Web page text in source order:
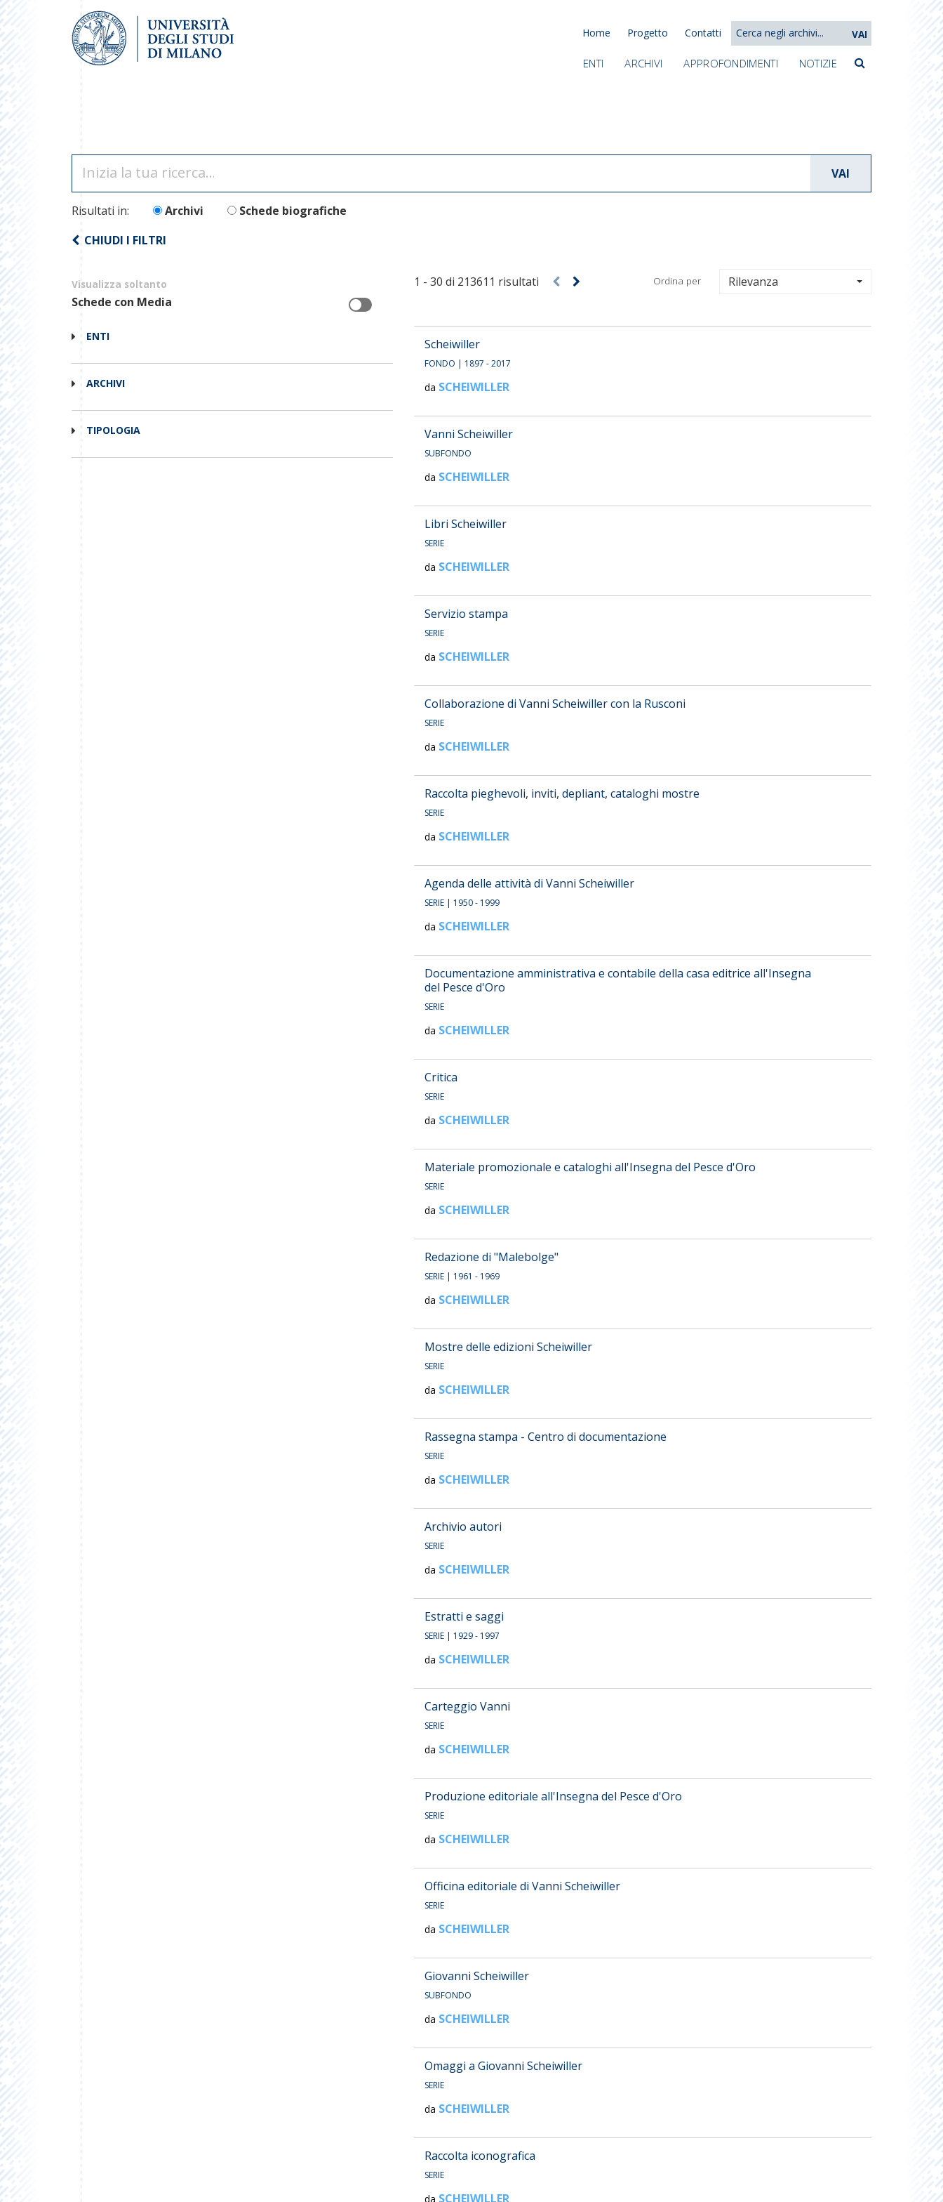
Home Progetto Contatti VAI
ENTI ARCHIVI APPROFONDIMENTI NOTIZIE
VAI
Risultati in: Archivi
Schede biografiche
CHIUDI I FILTRI
Visualizza soltanto
Schede con Media
ENTI
ARCHIVI
TIPOLOGIA
1 - 30 di 213611 risultati Ordina per Rilevanza
Scheiwiller
FONDO | 1897 - 2017
da SCHEIWILLER
Vanni Scheiwiller
SUBFONDO
da SCHEIWILLER
Libri Scheiwiller
SERIE
da SCHEIWILLER
Servizio stampa
SERIE
da SCHEIWILLER
Collaborazione di Vanni Scheiwiller con la Rusconi
SERIE
da SCHEIWILLER
Raccolta pieghevoli, inviti, depliant, cataloghi mostre
SERIE
da SCHEIWILLER
Agenda delle attività di Vanni Scheiwiller
SERIE | 1950 - 1999
da SCHEIWILLER
Documentazione amministrativa e contabile della casa editrice all'Insegna
del Pesce d'Oro
SERIE
da SCHEIWILLER
Critica
SERIE
da SCHEIWILLER
Materiale promozionale e cataloghi all'Insegna del Pesce d'Oro
SERIE
da SCHEIWILLER
Redazione di "Malebolge"
SERIE | 1961 - 1969
da SCHEIWILLER
Mostre delle edizioni Scheiwiller
SERIE
da SCHEIWILLER
Rassegna stampa - Centro di documentazione
SERIE
da SCHEIWILLER
Archivio autori
SERIE
da SCHEIWILLER
Estratti e saggi
SERIE | 1929 - 1997
da SCHEIWILLER
Carteggio Vanni
SERIE
da SCHEIWILLER
Produzione editoriale all'Insegna del Pesce d'Oro
SERIE
da SCHEIWILLER
Officina editoriale di Vanni Scheiwiller
SERIE
da SCHEIWILLER
Giovanni Scheiwiller
SUBFONDO
da SCHEIWILLER
Omaggi a Giovanni Scheiwiller
SERIE
da SCHEIWILLER
Raccolta iconografica
SERIE
da SCHEIWILLER